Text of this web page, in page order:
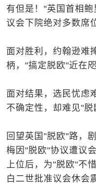
有但是！"英国首相鲍
议会下院绝对多数席
面对胜利，约翰逊难
柄，"搞定脱欧"近在咫
面对结果，选民忧虑
不确定性，却难见"脱
回望英国"脱欧"路，
梅因"脱欧"协议遭议
上位后，为"脱欧"不
白二世批准议会休会